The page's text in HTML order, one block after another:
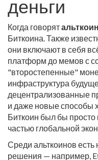
деньги
Когда говорят
Биткоина. Также
они включают в себя
платформ до мемов с
"второстепенные"
инфраструктура
децентрализованные
и даже новые способы
Биткоин был бы
частью глобальной
Среди альткоинов
решения — например,